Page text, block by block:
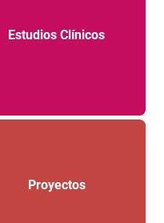
Estudios Clínicos
Proyectos